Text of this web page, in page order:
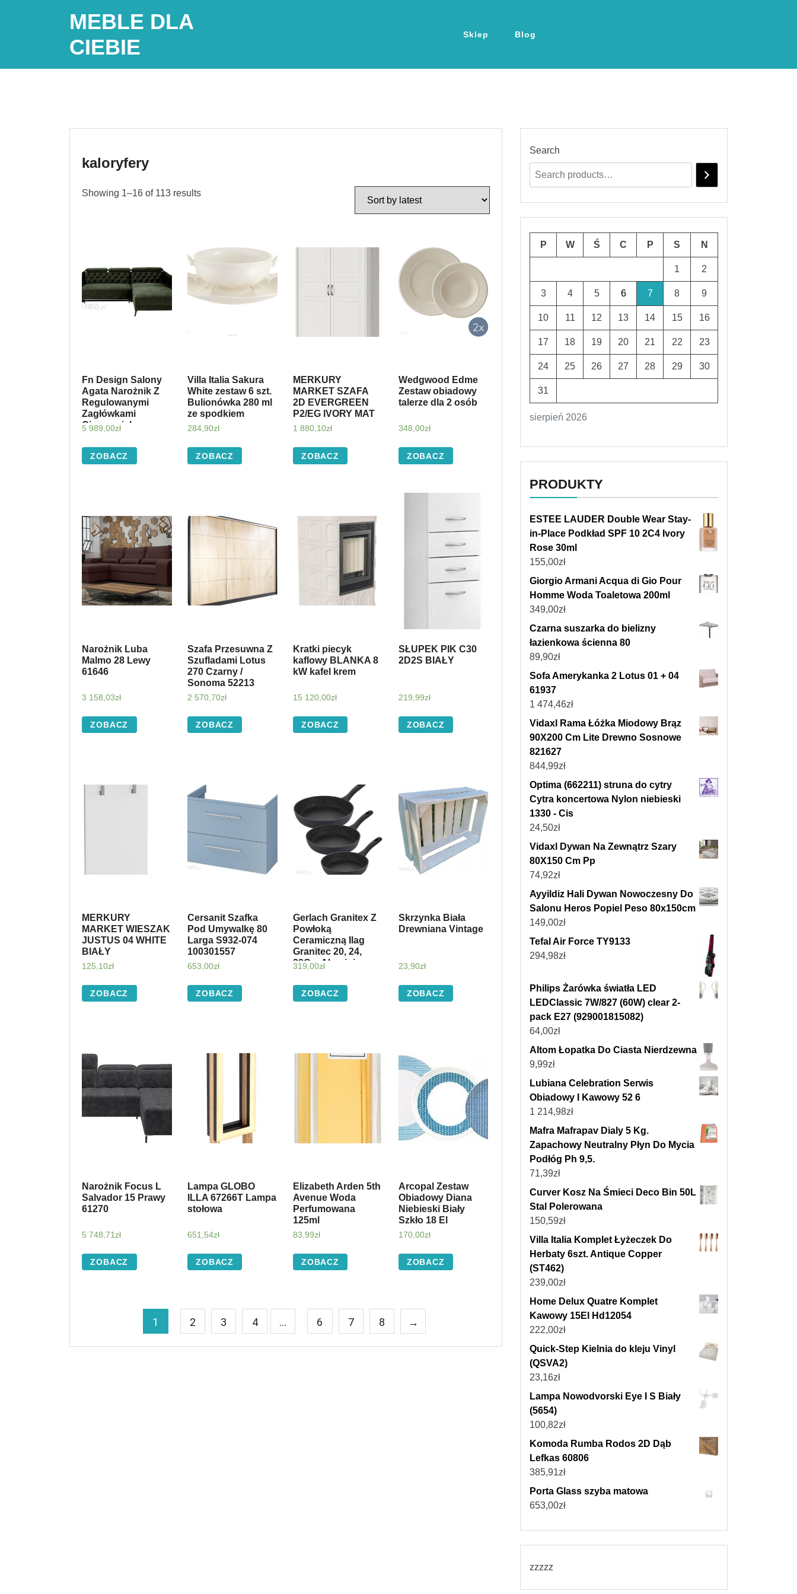
MEBLE DLA
CIEBIE
Sklep Blog
kaloryfery
Showing 1–16 of 113 results
Fn Design Salony
Agata Narożnik Z
Regulowanymi
Zagłówkami
Ciemnozielony
5 989,00zł
ZOBACZ
Villa Italia Sakura
White zestaw 6 szt.
Bulionówka 280 ml
ze spodkiem
284,90zł
ZOBACZ
MERKURY
MARKET SZAFA
2D EVERGREEN
P2/EG IVORY MAT
1 880,10zł
ZOBACZ
Wedgwood Edme
Zestaw obiadowy
talerze dla 2 osób
348,00zł
ZOBACZ
Narożnik Luba
Malmo 28 Lewy
61646
3 158,03zł
ZOBACZ
Szafa Przesuwna Z
Szufladami Lotus
270 Czarny /
Sonoma 52213
2 570,70zł
ZOBACZ
Kratki piecyk
kaflowy BLANKA 8
kW kafel krem
15 120,00zł
ZOBACZ
SŁUPEK PIK C30
2D2S BIAŁY
219,99zł
ZOBACZ
MERKURY
MARKET WIESZAK
JUSTUS 04 WHITE
BIAŁY
125,10zł
ZOBACZ
Cersanit Szafka
Pod Umywalkę 80
Larga S932-074
100301557
653,00zł
ZOBACZ
Gerlach Granitex Z
Powłoką
Ceramiczną Ilag
Granitec 20, 24,
28Cm Aluminium
319,00zł
ZOBACZ
Skrzynka Biała
Drewniana Vintage
23,90zł
ZOBACZ
Narożnik Focus L
Salvador 15 Prawy
61270
5 748,71 zł
ZOBACZ
Lampa GLOBO
ILLA 67266T Lampa
stołowa
651,54zł
ZOBACZ
Elizabeth Arden 5th
Avenue Woda
Perfumowana
125ml
83,99zł
ZOBACZ
Arcopal Zestaw
Obiadowy Diana
Niebieski Biały
Szkło 18 El
170,00zł
ZOBACZ
1 2 3 4 … 6 7 8 →
Search
sierpień 2026
P W Ś C P S N
1 2
3 4 5 6 7 8 9
10 11 12 13 14 15 16
17 18 19 20 21 22 23
24 25 26 27 28 29 30
31
PRODUKTY
ESTEE LAUDER Double Wear Stay-
in-Place Podkład SPF 10 2C4 Ivory
Rose 30ml
155,00zł
Giorgio Armani Acqua di Gio Pour
Homme Woda Toaletowa 200ml
349,00zł
Czarna suszarka do bielizny
łazienkowa ścienna 80
89,90zł
Sofa Amerykanka 2 Lotus 01 + 04
61937
1 474,46zł
Vidaxl Rama Łóżka Miodowy Brąz
90X200 Cm Lite Drewno Sosnowe
821627
844,99zł
Optima (662211) struna do cytry
Cytra koncertowa Nylon niebieski
1330 - Cis
24,50zł
Vidaxl Dywan Na Zewnątrz Szary
80X150 Cm Pp
74,92zł
Ayyildiz Hali Dywan Nowoczesny Do
Salonu Heros Popiel Peso 80x150cm
149,00zł
Tefal Air Force TY9133
294,98zł
Philips Żarówka światła LED
LEDClassic 7W/827 (60W) clear 2-
pack E27 (929001815082)
64,00zł
Altom Łopatka Do Ciasta Nierdzewna
9,99zł
Lubiana Celebration Serwis
Obiadowy I Kawowy 52 6
1 214,98zł
Mafra Mafrapav Dialy 5 Kg.
Zapachowy Neutralny Płyn Do Mycia
Podłóg Ph 9,5.
71,39zł
Curver Kosz Na Śmieci Deco Bin 50L
Stal Polerowana
150,59zł
Villa Italia Komplet Łyżeczek Do
Herbaty 6szt. Antique Copper
(ST462)
239,00zł
Home Delux Quatre Komplet
Kawowy 15El Hd12054
222,00zł
Quick-Step Kielnia do kleju Vinyl
(QSVA2)
23,16zł
Lampa Nowodvorski Eye I S Biały
(5654)
100,82zł
Komoda Rumba Rodos 2D Dąb
Lefkas 60806
385,91zł
Porta Glass szyba matowa
653,00zł
zzzzz